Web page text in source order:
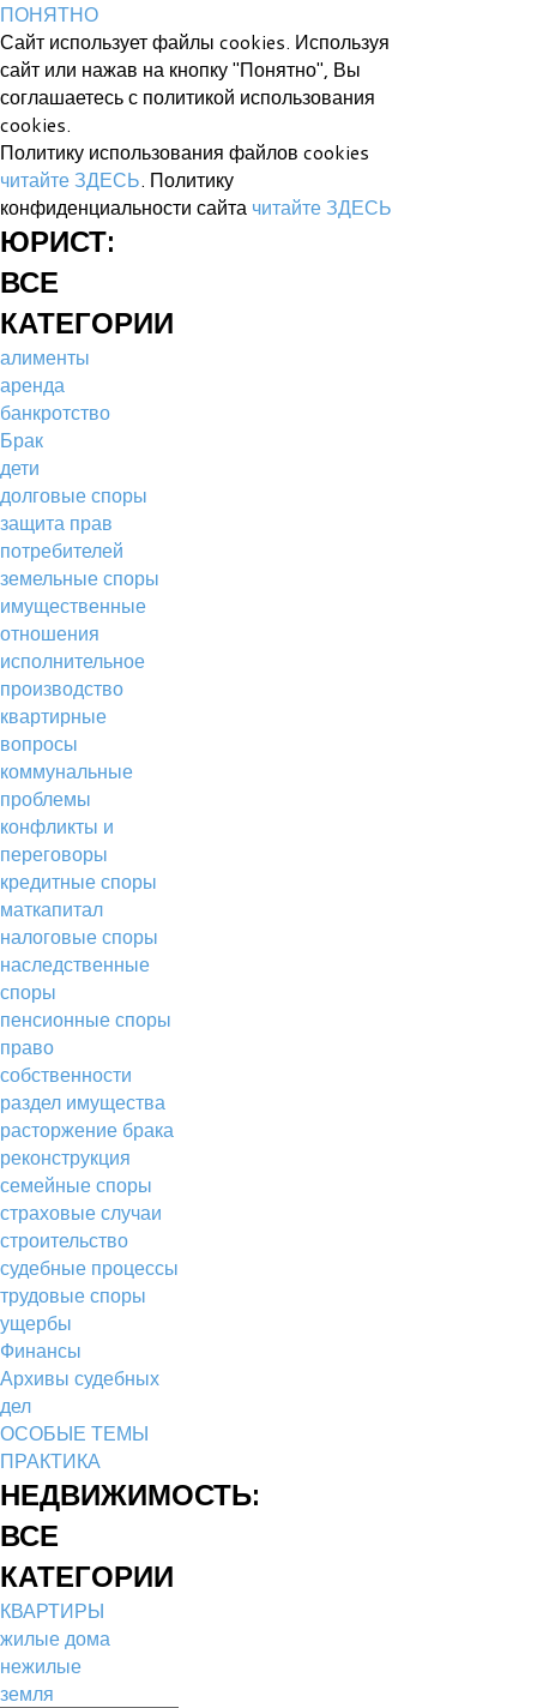
ПОНЯТНО
Сайт использует файлы cookies. Используя
сайт или нажав на кнопку "Понятно", Вы
соглашаетесь с политикой использования
cookies.
Политику использования файлов cookies
читайте ЗДЕСЬ. Политику
конфиденциальности сайта читайте ЗДЕСЬ
ЮРИСТ:
ВСЕ
КАТЕГОРИИ
алименты
аренда
банкротство
Брак
дети
долговые споры
защита прав
потребителей
земельные споры
имущественные
отношения
исполнительное
производство
квартирные
вопросы
коммунальные
проблемы
конфликты и
переговоры
кредитные споры
маткапитал
налоговые споры
наследственные
споры
пенсионные споры
право
собственности
раздел имущества
расторжение брака
реконструкция
семейные споры
страховые случаи
строительство
судебные процессы
трудовые споры
ущербы
Финансы
Архивы судебных
дел
ОСОБЫЕ ТЕМЫ
ПРАКТИКА
НЕДВИЖИМОСТЬ:
ВСЕ
КАТЕГОРИИ
КВАРТИРЫ
жилые дома
нежилые
земля